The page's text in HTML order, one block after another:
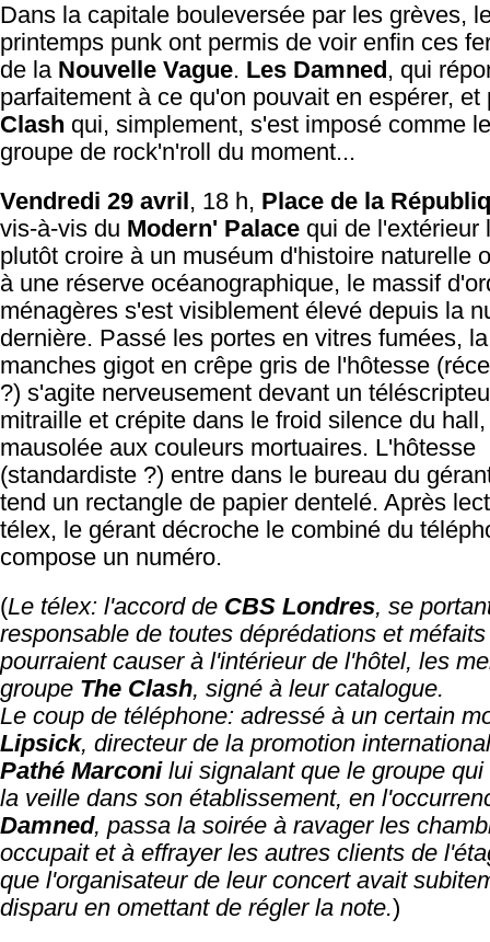
Dans la capitale bouleversée par les grèves,
printemps punk ont permis de voir enfin ces
de la Nouvelle Vague. Les Damned, qui
parfaitement à ce qu'on pouvait en espérer,
Clash qui, simplement, s'est imposé comme
groupe de rock'n'roll du moment...
Vendredi 29 avril, 18 h, Place de la
vis-à-vis du Modern' Palace qui de l'extérieur
plutôt croire à un muséum d'histoire naturelle
à une réserve océanographique, le massif
ménagères s'est visiblement élevé depuis la
dernière. Passé les portes en vitres fumées,
manches gigot en crêpe gris de l'hôtesse
?) s'agite nerveusement devant un
mitraille et crépite dans le froid silence du
mausolée aux couleurs mortuaires. L'hôtesse
(standardiste ?) entre dans le bureau du
tend un rectangle de papier dentelé. Après
télex, le gérant décroche le combiné du
compose un numéro.
(Le télex: l'accord de CBS Londres, se
responsable de toutes déprédations et
pourraient causer à l'intérieur de l'hôtel, les
groupe The Clash, signé à leur catalogue.
Le coup de téléphone: adressé à un certain
Lipsick, directeur de la promotion
Pathé Marconilui signalant que le groupe qui
la veille dans son établissement, en
Damned, passa la soirée à ravager les
occupait et à effrayer les autres clients de
que l'organisateur de leur concert avait
disparu en omettant de régler la note.)